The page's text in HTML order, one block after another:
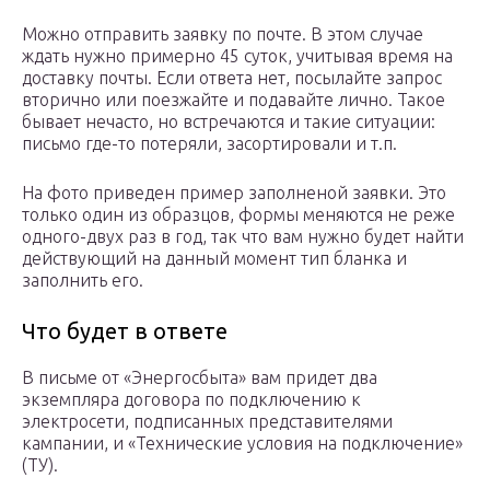
Можно отправить заявку по почте. В этом случае
ждать нужно примерно 45 суток, учитывая время на
доставку почты. Если ответа нет, посылайте запрос
вторично или поезжайте и подавайте лично. Такое
бывает нечасто, но встречаются и такие ситуации:
письмо где-то потеряли, засортировали и т.п.
На фото приведен пример заполненой заявки. Это
только один из образцов, формы меняются не реже
одного-двух раз в год, так что вам нужно будет найти
действующий на данный момент тип бланка и
заполнить его.
Что будет в ответе
В письме от «Энергосбыта» вам придет два
экземпляра договора по подключению к
электросети, подписанных представителями
кампании, и «Технические условия на подключение»
(ТУ).